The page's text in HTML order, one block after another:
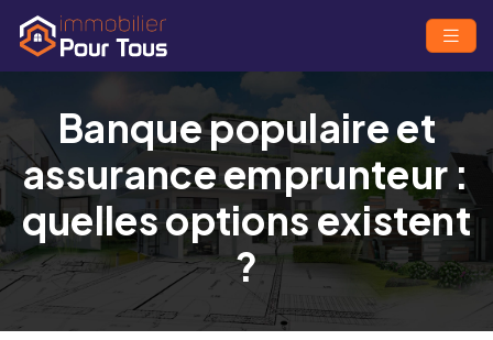
Banque populaire et
assurance emprunteur :
quelles options existent
?